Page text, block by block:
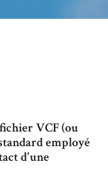
VCF (ou
employé
d'une